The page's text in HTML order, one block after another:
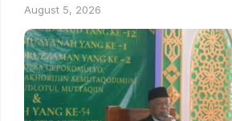
August 5, 2026